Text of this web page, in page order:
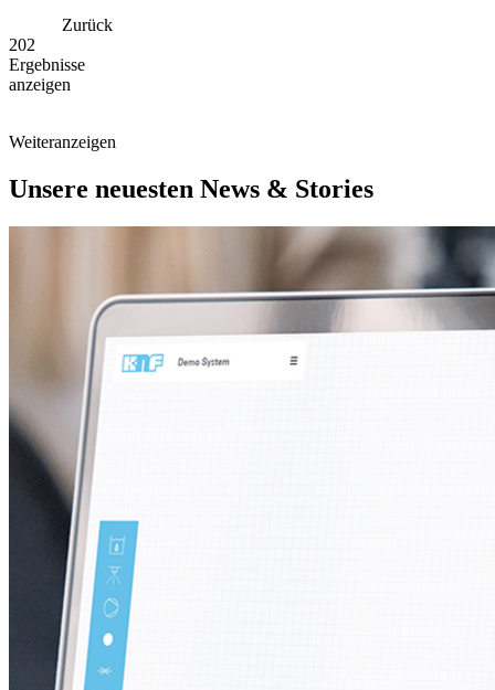
Zurück
202
Ergebnisse
anzeigen
Weiteranzeigen
Unsere neuesten News & Stories